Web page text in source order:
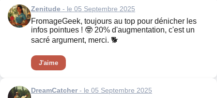
Zenitude - le 05 Septembre 2025
FromageGeek, toujours au top pour dénicher les
infos pointues ! 🤓 20% d'augmentation, c'est un
sacré argument, merci. 🐕
J'aime
DreamCatcher- le 05 Septembre 2025